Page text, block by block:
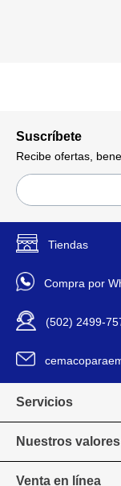
Suscríbete
Recibe ofertas,
Tiendas
Compra por
(502) 2499-
Servicios
Nuestros valores
Venta en línea